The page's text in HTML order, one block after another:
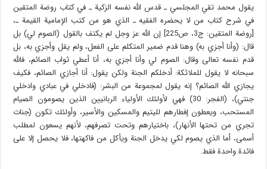
يقول محمد تقي المجلسي ـ قدس الله نفسه الزكية ـ في كتاب روضة المتقين
في شرح كتاب من لا يحضره الفقيه ـ الذي هو من كتب الإمامية القيمة ـ،
[روضة المتقين: ج3، ص225] إن الله عز وجل لم يكتف بالقول (الصوم لي) بل
قال: (وأنا أجزي به) وهنا قدم ضمير المتكلم على الفعل، ولم يقل وأجزي به، بل
قدم نفسه تعالى وقال: الصوم لي وأنا أجزي به، أنا أعطي ثواب الصائم، فالله
سبحانه لا يقول للملائكة: أدخلكم الجنة ولكن يقول: أنا أجازي الصائم، فكيف
يجازي الله الصائم؟ إنه يقول لمجموعة من البشر: (فادخلي في عبادي وادخلي
جنتي)، (الفجر: 30) فهي لأولئك الأولياء الربانيين الذين يصومون الصيام
المستحب، ويعطون إفطارهم لليتيم والمسكين والأسير، وأولئك تكون (جنات
تجري من تحتها الأنهار)، باختيارهم وتحت تصرفهم، لأنهم يسعون لمطلب
أسمى، أما الذي يصوم لكي يدخل الجنة ويأكل من فاكهتها، فلا يحصل إلا على
فائدة واحدة فقط.